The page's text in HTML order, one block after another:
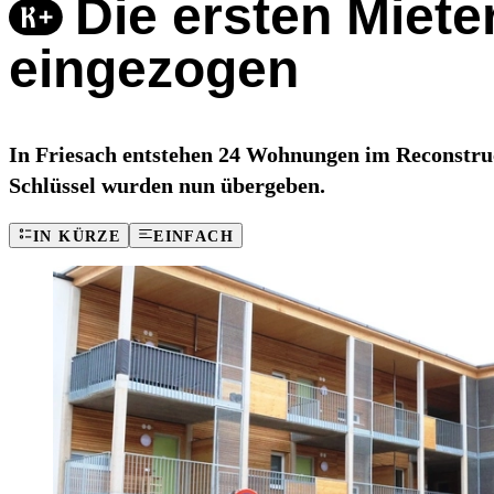
Die ersten
eingezogen
In Friesach entstehen 24 Wohnungen im
Schlüssel wurden nun übergeben.
IN KÜRZE EINFACH